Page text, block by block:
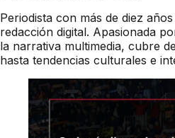
Periodista con más de diez
redacción digital. Apasionada
la narrativa multimedia, cubre
hasta tendencias culturales e